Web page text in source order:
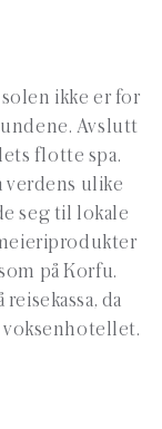
ikke er for
Avslutt
flotte spa.
verdens ulike
seg til lokale
på Korfu.
da